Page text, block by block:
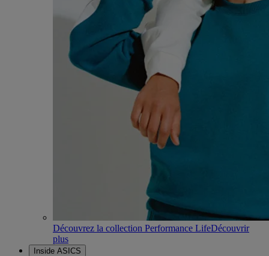
Découvrez la collection Performance LifeDécouvrir
plus
Inside ASICS